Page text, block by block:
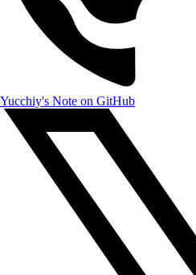
Yucchiy's Note on GitHub